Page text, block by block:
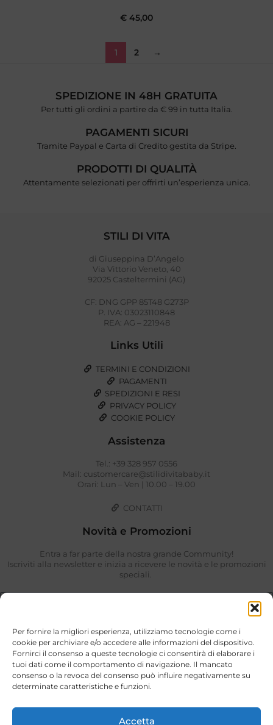
Per fornire la migliori esperienza, utilizziamo tecnologie come i
cookie per archiviare e/o accedere alle informazioni del dispositivo.
Fornirci il consenso a queste tecnologie ci consentirà di elaborare i
tuoi dati come il comportamento di navigazione. Il mancato
consenso o la revoca del consenso può influire negativamente su
determinate caratteristiche e funzioni.
Accetta
€ 45,00
1 2 →
SPEDIZIONE IN 48H GRATUITA
Per tutti gli ordini a partire da € 99 in tutta Italia.
PAGAMENTI SICURI
Tramite Paypal e Carta di Credito gestita da Stripe.
PRODOTTI DI QUALITÀ
Attentamente selezionati per offrirti un’esperienza unica.
STILI DI VITA
di Giuseppina D’Angelo
Via Vittorio Veneto, 40
92025 Casteltermini (AG)
CF: DNG GPP 85T48 G273P
P. IVA: 03023110848
REA: AG – 221948
Links Utili
TERMINI E CONDIZIONI
PAGAMENTI
SPEDIZIONI E RESI
PRIVACY POLICY
COOKIE POLICY
Assistenza
Tel.: +39 328 957 0556
Mail: customercare@stilidivitababy.it
Orari: Lun – Ven | 10.00 – 19.00
CONTATTI
Novità e Promozioni
Entra a far parte della nostra grande Community!
Iscriviti alla newsletter e inizia a ricevere le novità e le promozioni
speciali.
ISCRIVIMI